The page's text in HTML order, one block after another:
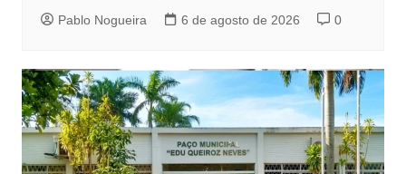
Pablo Nogueira 6 de agosto de 2026 0